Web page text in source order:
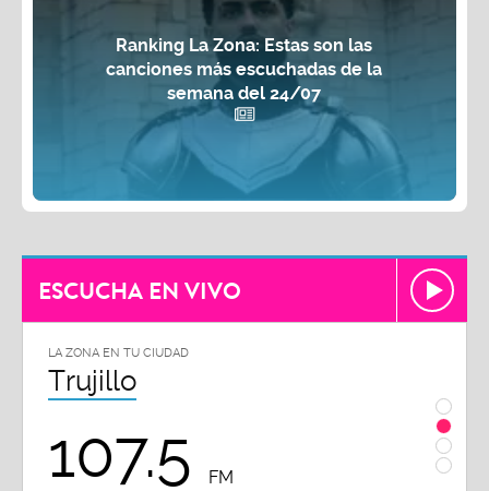
Ranking La Zona: Estas son las
canciones más escuchadas de la
semana del 24/07
ESCUCHA EN VIVO
LA ZONA EN TU CIUDAD
Chiclayo
102.3 FM